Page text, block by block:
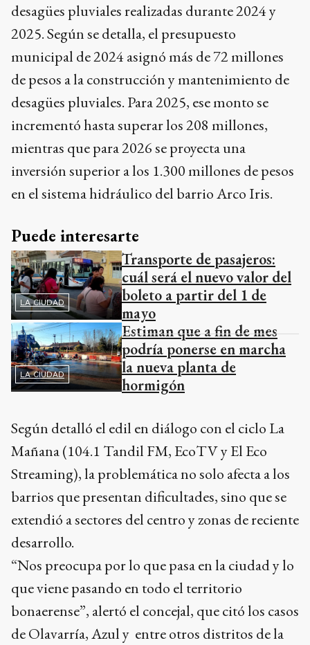
desagües pluviales realizadas durante 2024 y
2025. Según se detalla, el presupuesto
municipal de 2024 asignó más de 72 millones
de pesos a la construcción y mantenimiento de
desagües pluviales. Para 2025, ese monto se
incrementó hasta superar los 208 millones,
mientras que para 2026 se proyecta una
inversión superior a los 1.300 millones de pesos
en el sistema hidráulico del barrio Arco Iris.
Puede interesarte
LA CIUDAD
Transporte de pasajeros:
cuál será el nuevo valor del
boleto a partir del 1 de
mayo
LA CIUDAD
Estiman que a fin de mes
podría ponerse en marcha
la nueva planta de
hormigón
Según detalló el edil en diálogo con el ciclo La
Mañana (104.1 Tandil FM, EcoTV y El Eco
Streaming), la problemática no solo afecta a los
barrios que presentan dificultades, sino que se
extendió a sectores del centro y zonas de reciente
desarrollo.
“Nos preocupa por lo que pasa en la ciudad y lo
que viene pasando en todo el territorio
bonaerense”, alertó el concejal, que citó los casos
de Olavarría, Azul y entre otros distritos de la